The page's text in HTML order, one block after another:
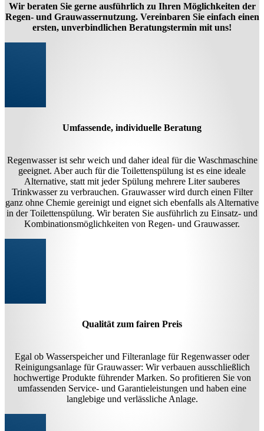
Wir beraten Sie gerne ausführlich zu Ihren Möglichkeiten der
Regen- und Grauwassernutzung. Vereinbaren Sie einfach einen
ersten, unverbindlichen Beratungstermin mit uns!
Umfassende, individuelle Beratung
Regenwasser ist sehr weich und daher ideal für die Waschmaschine
geeignet. Aber auch für die Toilettenspülung ist es eine ideale
Alternative, statt mit jeder Spülung mehrere Liter sauberes
Trinkwasser zu verbrauchen. Grauwasser wird durch einen Filter
ganz ohne Chemie gereinigt und eignet sich ebenfalls als Alternative
in der Toilettenspülung. Wir beraten Sie ausführlich zu Einsatz- und
Kombinationsmöglichkeiten von Regen- und Grauwasser.
Qualität zum fairen Preis
Egal ob Wasserspeicher und Filteranlage für Regenwasser oder
Reinigungsanlage für Grauwasser: Wir verbauen ausschließlich
hochwertige Produkte führender Marken. So profitieren Sie von
umfassenden Service- und Garantieleistungen und haben eine
langlebige und verlässliche Anlage.